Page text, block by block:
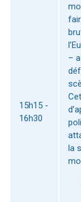
15h15 -
16h30
–
la